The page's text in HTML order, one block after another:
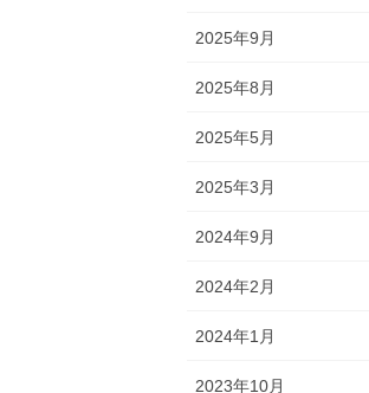
2025年9月
2025年8月
2025年5月
2025年3月
2024年9月
2024年2月
2024年1月
2023年10月